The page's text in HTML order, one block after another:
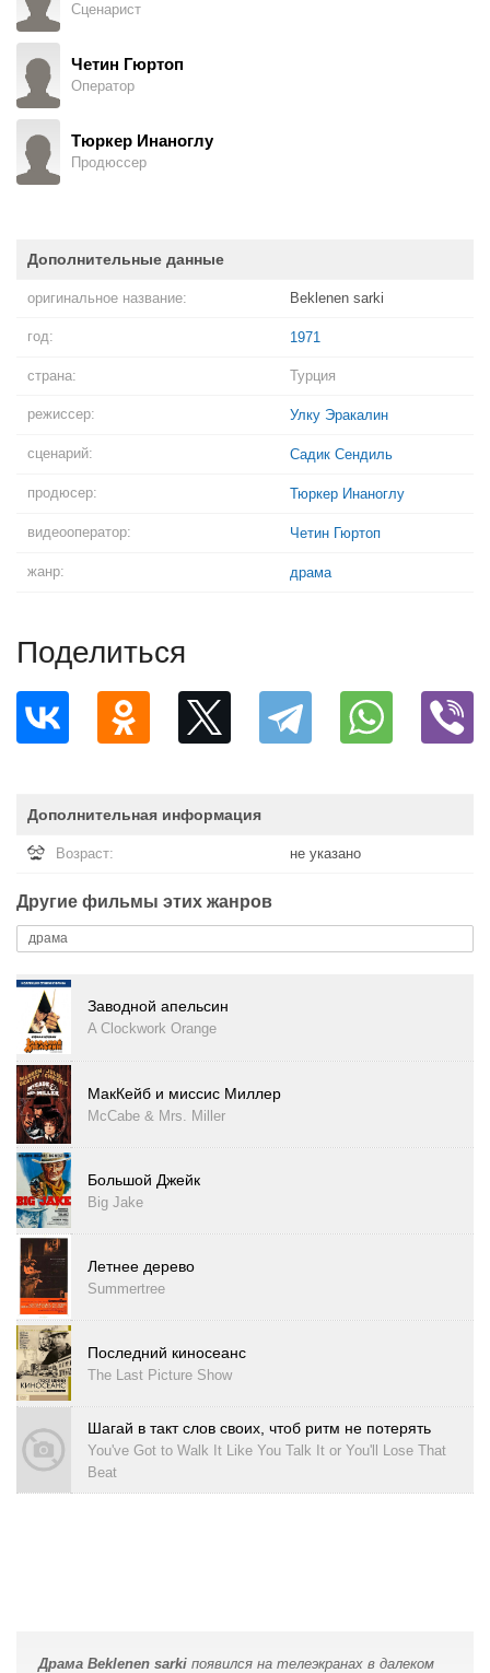
Сценарист
Четин Гюртоп
Оператор
Тюркер Инаноглу
Продюссер
Дополнительные данные
оригинальное название: Beklenen sarki
год: 1971
страна: Турция
режиссер: Улку Эракалин
сценарий: Садик Сендиль
продюсер: Тюркер Инаноглу
видеооператор: Четин Гюртоп
жанр: драма
Поделиться
Дополнительная информация
Возраст: не указано
Другие фильмы этих жанров
драма
Заводной апельсин
A Clockwork Orange
МакКейб и миссис Миллер
McCabe & Mrs. Miller
Большой Джейк
Big Jake
Летнее дерево
Summertree
Последний киносеанс
The Last Picture Show
Шагай в такт слов своих, чтоб ритм не потерять
You've Got to Walk It Like You Talk It or You'll Lose That
Beat
Драма Beklenen sarki появился на телеэкранах в далеком